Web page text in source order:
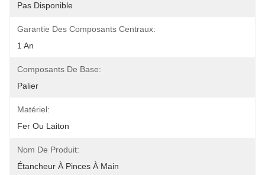
Pas Disponible
Garantie Des Composants Centraux:
1 An
Composants De Base:
Palier
Matériel:
Fer Ou Laiton
Nom De Produit:
Étancheur À Pinces À Main